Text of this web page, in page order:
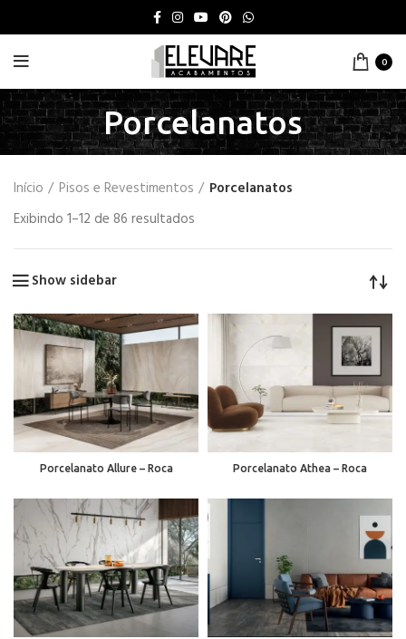
0
Porcelanatos
Início Pisos e Revestimentos
Porcelanatos
Exibindo 1–12 de 86 resultados
Show sidebar
Porcelanato Allure – Roca Porcelanato Athea – Roca